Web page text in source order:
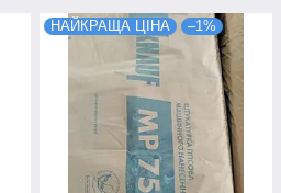
НАЙКРАЩА ЦІНА –1%